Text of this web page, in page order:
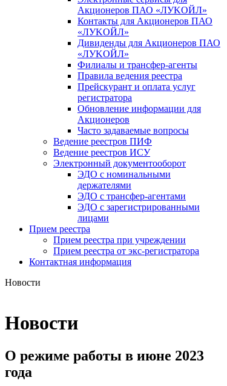
Акционеров ПАО «ЛУKOЙЛ»
Контакты для Акционеров ПАО
«ЛУKOЙЛ»
Дивиденды для Акционеров ПАО
«ЛУKOЙЛ»
Филиалы и трансфер-агенты
Правила ведения реестра
Прейскурант и оплата услуг
регистратора
Обновление информации для
Акционеров
Часто задаваемые вопросы
Ведение реестров ПИФ
Ведение реестров ИСУ
Электронный документооборот
ЭДО с номинальными
держателями
ЭДО с трансфер-агентами
ЭДО с зарегистрированными
лицами
Прием реестра
Прием реестра при учреждении
Прием реестра от экс-регистратора
Контактная информация
Новости
Новости
О режиме работы в июне 2023
года